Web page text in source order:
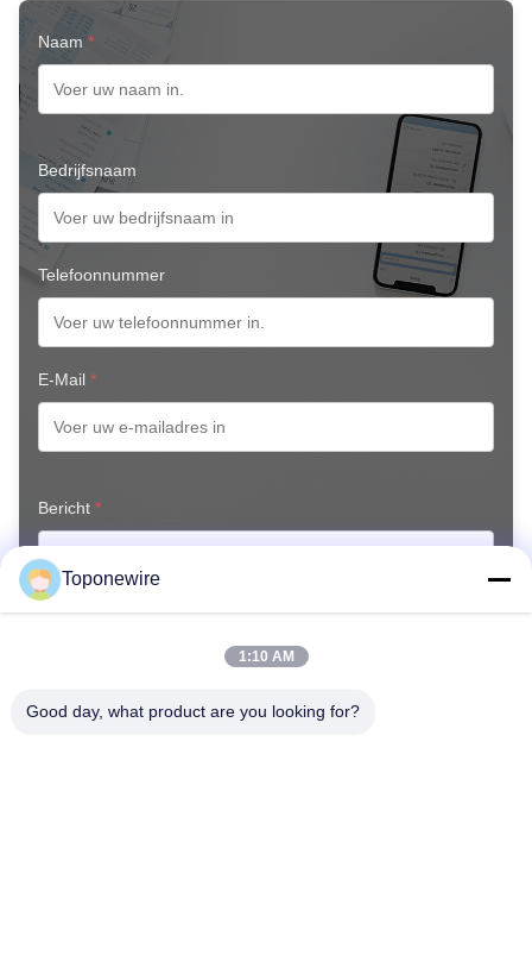
Naam *
Bedrijfsnaam
Telefoonnummer
E-Mail *
Bericht *
Toponewire
1:10 AM
Good day, what product are you looking for?